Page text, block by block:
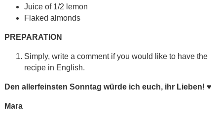
Juice of 1/2 lemon
Flaked almonds
PREPARATION
Simply, write a comment if you would like to have the
recipe in English.
Den allerfeinsten Sonntag würde ich euch, ihr Lieben! ♥
Mara